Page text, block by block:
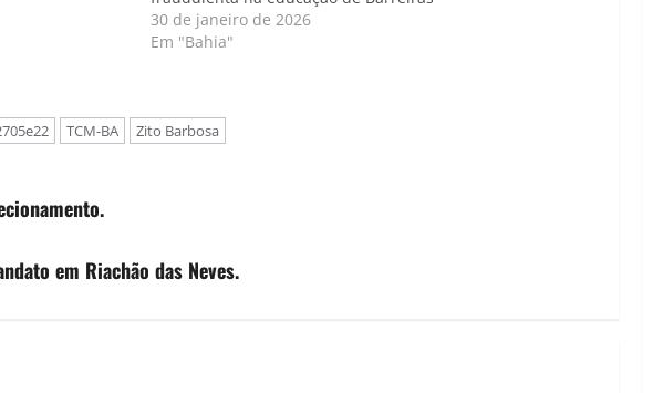
30 de janeiro de 2026
Em "Bahia"
TCM-BA Zito Barbosa
em Riachão das Neves.